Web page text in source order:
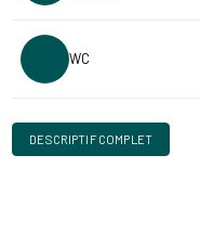
WC
DESCRIPTIF COMPLET